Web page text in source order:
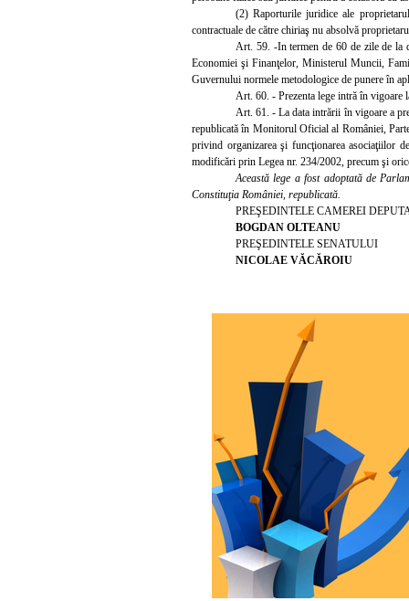
(2) Raporturile juridice ale
contractuale de către chiriaş nu absolvă
Art. 59. -Intermen de 60 de zile de
Economiei şi Finanţelor, Ministerul Muncii,
Guvernului normele metodologice de punere în
Art. 60. - Prezenta lege intră în
Art. 61. - La data intrării în vigoare a
republicată în Monitorul Oficial al României,
privind organizarea şi funcţionarea asociaţiilor
modificări prin Legea nr. 234/2002, precum şi
Această lege a fost adoptată de
Constituţia României, republicată.
PREŞEDINTELE CAMEREI
BOGDAN OLTEANU
PREŞEDINTELE SENATULUI
NICOLAE VĂCĂROIU